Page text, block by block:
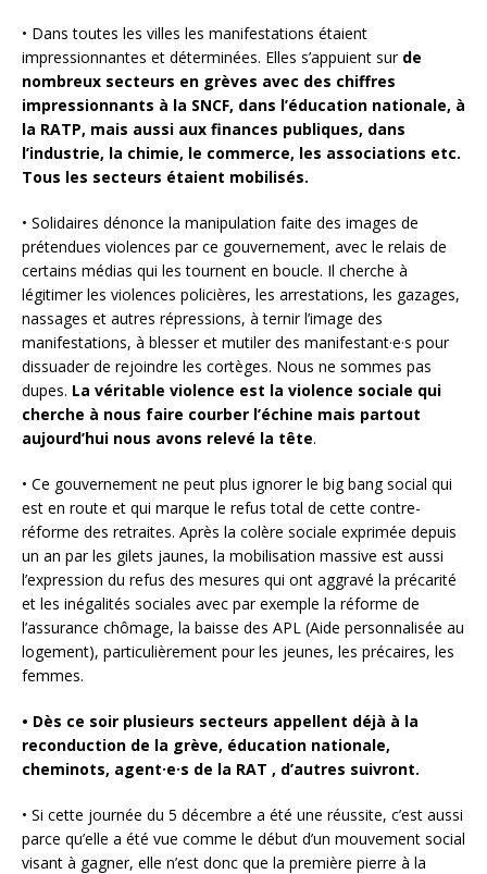
• Dans toutes les villes les manifestations étaient
impressionnantes et déterminées. Elles s’appuient sur de
nombreux secteurs en grèves avec des chiffres
impressionnants à la SNCF, dans l’éducation nationale, à
la RATP, mais aussi aux finances publiques, dans
l’industrie, la chimie, le commerce, les associations etc.
Tous les secteurs étaient mobilisés.
• Solidaires dénonce la manipulation faite des images de
prétendues violences par ce gouvernement, avec le relais de
certains médias qui les tournent en boucle. Il cherche à
légitimer les violences policières, les arrestations, les gazages,
nassages et autres répressions, à ternir l’image des
manifestations, à blesser et mutiler des manifestant·e·s pour
dissuader de rejoindre les cortèges. Nous ne sommes pas
dupes. La véritable violence est la violence sociale qui
cherche à nous faire courber l’échine mais partout
aujourd’hui nous avons relevé la tête.
• Ce gouvernement ne peut plus ignorer le big bang social qui
est en route et qui marque le refus total de cette contre-
réforme des retraites. Après la colère sociale exprimée depuis
un an par les gilets jaunes, la mobilisation massive est aussi
l’expression du refus des mesures qui ont aggravé la précarité
et les inégalités sociales avec par exemple la réforme de
l’assurance chômage, la baisse des APL (Aide personnalisée au
logement), particulièrement pour les jeunes, les précaires, les
femmes.
• Dès ce soir plusieurs secteurs appellent déjà à la
reconduction de la grève, éducation nationale,
cheminots, agent·e·s de la RAT , d’autres suivront.
• Si cette journée du 5 décembre a été une réussite, c’est aussi
parce qu’elle a été vue comme le début d’un mouvement social
visant à gagner, elle n’est donc que la première pierre à la